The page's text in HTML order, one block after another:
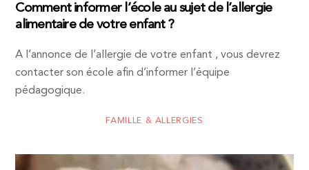
Comment informer l’école au sujet de l’allergie
alimentaire de votre enfant ?
A l’annonce de l’allergie de votre enfant , vous devrez
contacter son école afin d’informer l’équipe
pédagogique.
FAMILLE & ALLERGIES